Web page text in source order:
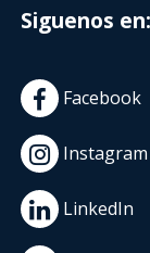
Siguenos en:
Facebook
Instagram
LinkedIn